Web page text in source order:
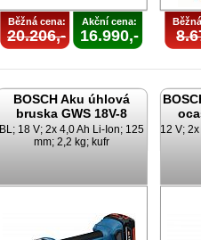
Běžná cena:
20.206,-
Akční cena:
16.990,-
BOSCH Aku úhlová
bruska GWS 18V-8
BL; 18 V; 2x 4,0 Ah Li-Ion; 125
mm; 2,2 kg; kufr
12 V;